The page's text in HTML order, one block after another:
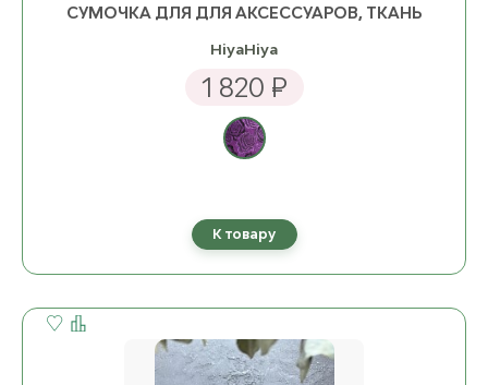
СУМОЧКА ДЛЯ ДЛЯ АКСЕССУАРОВ, ТКАНЬ
HiyaHiya
1 820 ₽
К товару